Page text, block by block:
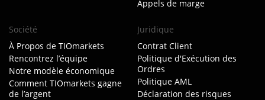
Appels de marge
Société
À Propos de TIOmarkets
Rencontrez l’équipe
Notre modèle économique
Comment TIOmarkets gagne
de l’argent
Juridique
Contrat Client
Politique d'Exécution des
Ordres
Politique AML
Déclaration des risques